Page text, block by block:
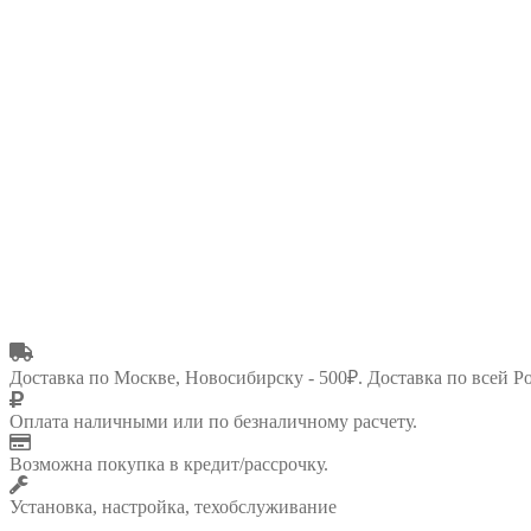
Доставка по Москве, Новосибирску - 500₽. Доставка по всей
Оплата наличными или по безналичному расчету.
Возможна покупка в кредит/рассрочку.
Установка, настройка, техобслуживание